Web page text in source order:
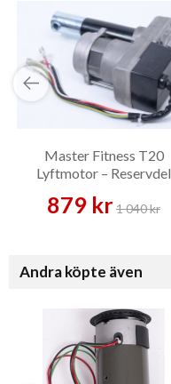
Master Fitness T20
Lyftmotor – Reservdel
879 kr1 040 kr
Andra köpte även